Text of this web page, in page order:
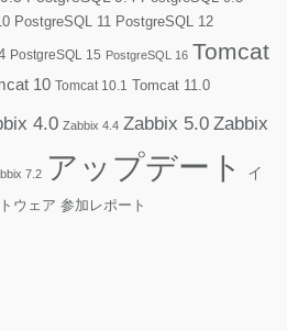
PostgreSQL 11 PostgreSQL 12
PostgreSQL 15 PostgreSQL 16 Tomcat
10 Tomcat 10.1 Tomcat 11.0
4.0 Zabbix 4.4 Zabbix 5.0 Zabbix
7.2 アップデート
イ
ウェア 参加レポート